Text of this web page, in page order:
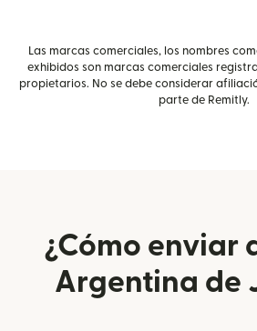
Las marcas comerciales, los nombres
exhibidos son marcas comerciales
propietarios. No se debe considerar
parte de Remitly.
¿Cómo enviar
Argentina de